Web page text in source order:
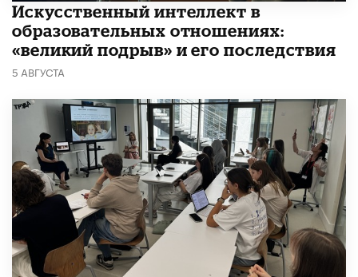
​Искусственный интеллект в
образовательных отношениях:
«великий подрыв» и его последствия
5 АВГУСТА